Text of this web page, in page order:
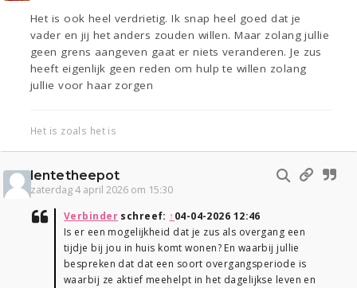
Het is ook heel verdrietig. Ik snap heel goed dat je
vader en jij het anders zouden willen. Maar zolang jullie
geen grens aangeven gaat er niets veranderen. Je zus
heeft eigenlijk geen reden om hulp te willen zolang
jullie voor haar zorgen
Het is zoals het is
lentetheepot
zaterdag 4 april 2026 om 15:30
Verbinderschreef: ↑04-04-2026 12:46
Is er een mogelijkheid dat je zus als overgang een
tijdje bij jou in huis komt wonen? En waarbij jullie
bespreken dat dat een soort overgangsperiode is
waarbij ze aktief meehelpt in het dagelijkse leven en